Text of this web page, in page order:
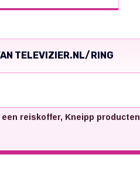
TELEVIZIER.NL/RING
reiskoffer, Kneipp producten